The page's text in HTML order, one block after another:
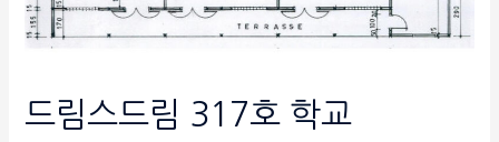
드림스드림 317호 학교